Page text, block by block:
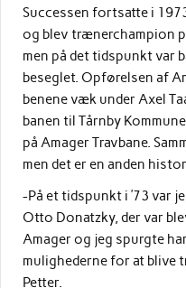
Successen fortsatte i
og blev trænerchampion
men på det tidspunkt var
beseglet. Opførelsen af
benene væk under Axel
banen til Tårnby
på Amager Travbane.
men det er en anden
-På et tidspunkt i ’73 var
Otto Donatzky, der var
Amager og jeg spurgte
mulighederne for at blive
Petter.